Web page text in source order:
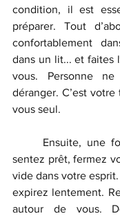
condition, il est
préparer. Tout
confortablement
dans un lit... et faites
vous. Personne
déranger. C’est
vous seul.
sentez prêt, fermez
vide dans votre
expirez lentement.
autour de vous.